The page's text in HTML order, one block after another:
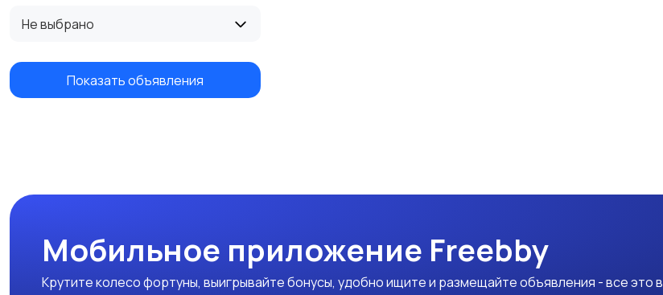
Не выбрано
Показать объявления
Мобильное приложение Freebby
Крутите колесо фортуны, выигрывайте бонусы, удобно ищите и размещайте объявления - все это в